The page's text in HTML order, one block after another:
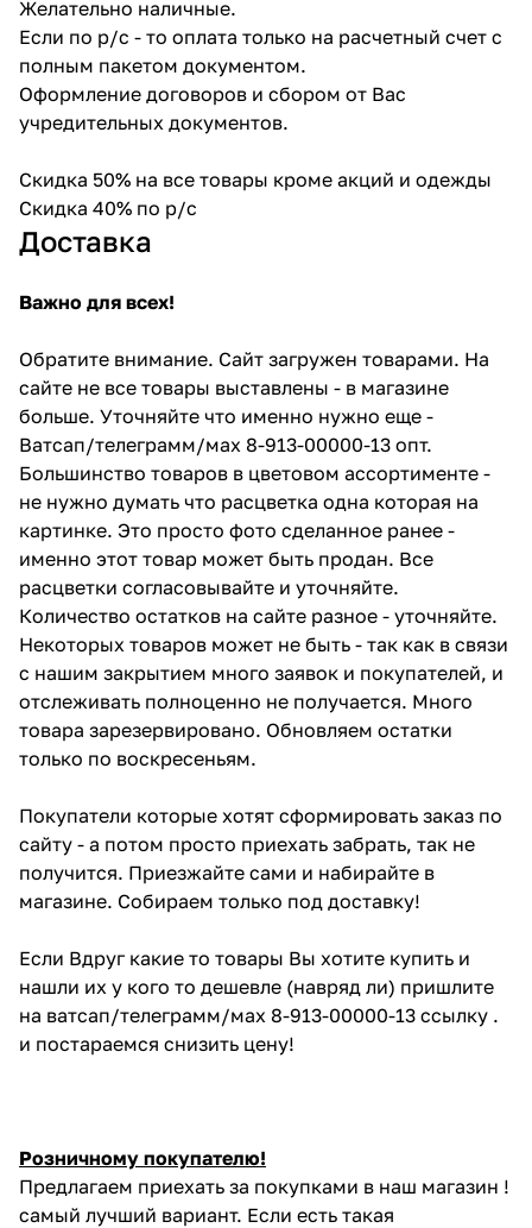
Желательно наличные.
Если по р/с - то оплата только на расчетный счет с
полным пакетом документом.
Оформление договоров и сбором от Вас
учредительных документов.
Скидка 50% на все товары кроме акций и одежды
Скидка 40% по р/с
Доставка
Важно для всех!
Обратите внимание. Сайт загружен товарами. На
сайте не все товары выставлены - в магазине
больше. Уточняйте что именно нужно еще -
Ватсап/телеграмм/мах 8-913-00000-13 опт.
Большинство товаров в цветовом ассортименте -
не нужно думать что расцветка одна которая на
картинке. Это просто фото сделанное ранее -
именно этот товар может быть продан. Все
расцветки согласовывайте и уточняйте.
Количество остатков на сайте разное - уточняйте.
Некоторых товаров может не быть - так как в связи
с нашим закрытием много заявок и покупателей, и
отслеживать полноценно не получается. Много
товара зарезервировано. Обновляем остатки
только по воскресеньям.
Покупатели которые хотят сформировать заказ по
сайту - а потом просто приехать забрать, так не
получится. Приезжайте сами и набирайте в
магазине. Собираем только под доставку!
Если Вдруг какие то товары Вы хотите купить и
нашли их у кого то дешевле (навряд ли) пришлите
на ватсап/телеграмм/мах 8-913-00000-13 ссылку .
и постараемся снизить цену!
Розничному покупателю!
Предлагаем приехать за покупками в наш магазин !
самый лучший вариант. Если есть такая